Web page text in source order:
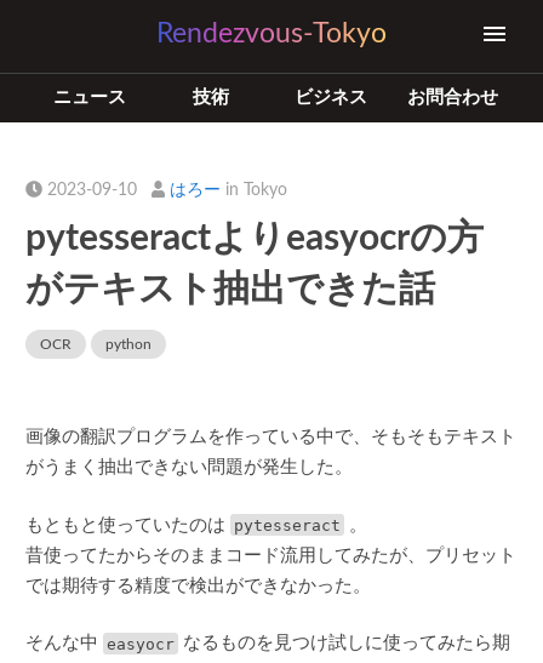
Rendezvous-Tokyo
ニュース 技術 ビジネス お問合わせ
2023-09-10 はろー in Tokyo
pytesseractよりeasyocrの方
がテキスト抽出できた話
OCR python
画像の翻訳プログラムを作っている中で、そもそもテキスト
がうまく抽出できない問題が発生した。
もともと使っていたのは pytesseract
。
昔使ってたからそのままコード流用してみたが、プリセット
では期待する精度で検出ができなかった。
そんな中 easyocr なるものを見つけ試しに使ってみたら期